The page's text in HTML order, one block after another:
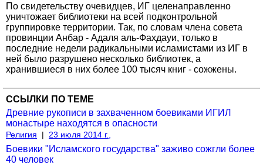
По свидетельству очевидцев, ИГ целенаправленно
уничтожает библиотеки на всей подконтрольной
группировке территории. Так, по словам члена совета
провинции Анбар - Адаля аль-Фахдауи, только в
последние недели радикальными исламистами из ИГ в
ней было разрушено несколько библиотек, а
хранившиеся в них более 100 тысяч книг - сожжены.
ССЫЛКИ ПО ТЕМЕ
Древние рукописи в захваченном боевиками ИГИЛ
монастыре находятся в опасности
Религия | 23 июля 2014 г.,
Боевики "Исламского государства" заживо сожгли более
40 человек